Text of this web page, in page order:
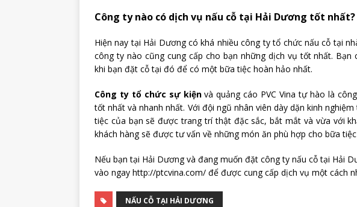
Công ty nào có dịch vụ nấu cỗ tại Hải Dương tốt nhất?
Hiện nay tại Hải Dương có khá nhiều công ty tổ chức nấu cỗ tại
công ty nào cũng cung cấp cho bạn những dịch vụ tốt nhất.
khi bạn đặt cỗ tại đó để có một bữa tiệc hoàn hảo nhất.
Công ty tổ chức sự kiệnvà quảng cáo PVC Vina tự hào là
tốt nhất và nhanh nhất. Với đội ngũ nhân viên dày dặn kinh
tiệc của bạn sẽ được trang trí thật đặc sắc, bắt mắt và vừa với
khách hàng sẽ được tư vấn về những món ăn phù hợp cho bữa
Nếu bạn tại Hải Dương và đang muốn đặt công ty nấu cỗ tại Hải
vào ngay http://ptcvina.com/ để được cung cấp dịch vụ một cách
NẤU CỖ TẠI HẢI DƯƠNG